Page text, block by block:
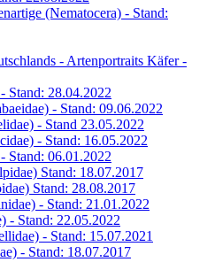
(Nematocera) - Stand:
- Artenportraits Käfer -
Stand: 28.04.2022
- Stand: 09.06.2022
- Stand 23.05.2022
- Stand: 16.05.2022
Stand: 06.01.2022
Stand: 18.07.2017
Stand: 28.08.2017
- Stand: 21.01.2022
- Stand: 22.05.2022
- Stand: 15.07.2021
- Stand: 18.07.2017